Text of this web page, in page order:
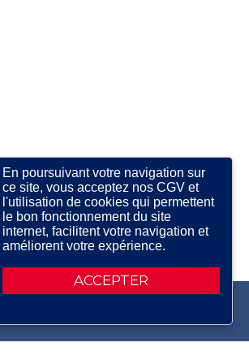
ACCEPTER
En poursuivant votre navigation sur
ce site, vous acceptez nos CGV et
l'utilisation de cookies qui permettent
le bon fonctionnement du site
internet, facilitent votre navigation et
améliorent votre expérience.